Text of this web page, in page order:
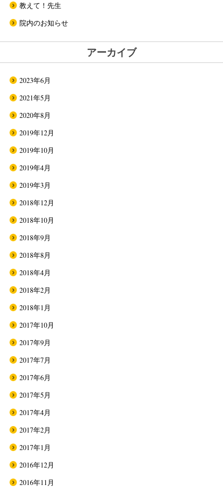
教えて！先生
院内のお知らせ
アーカイブ
2023年6月
2021年5月
2020年8月
2019年12月
2019年10月
2019年4月
2019年3月
2018年12月
2018年10月
2018年9月
2018年8月
2018年4月
2018年2月
2018年1月
2017年10月
2017年9月
2017年7月
2017年6月
2017年5月
2017年4月
2017年2月
2017年1月
2016年12月
2016年11月